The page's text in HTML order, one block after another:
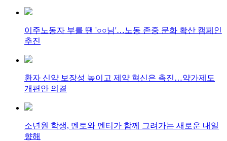
이주노동자 부를 땐 '○○님'…노동 존중 문화 확산 캠페인
추진
환자 신약 보장성 높이고 제약 혁신은 촉진…약가제도
개편안 의결
소년원 학생, 멘토와 멘티가 함께 그려가는 새로운 내일
향해